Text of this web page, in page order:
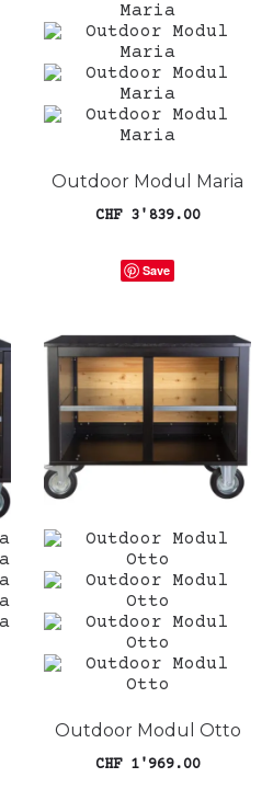
Outdoor Modul Maria
CHF3'839.00
Save
Outdoor Modul Otto
CHF1'969.00